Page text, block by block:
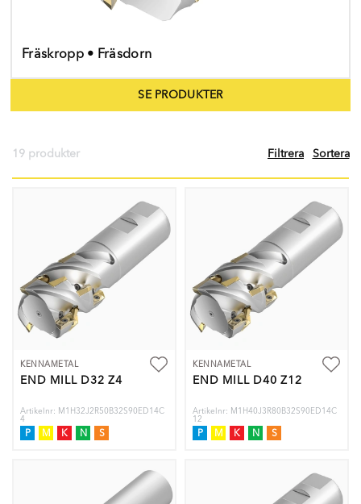
Fräskropp • Fräsdorn
SE PRODUKTER
19 produkter Filtrera Sortera
KENNAMETAL
END MILL D32 Z4
Artikelnr: M1H32J2R50B32S90ED14C
4
P M K N S
KENNAMETAL
END MILL D40 Z12
Artikelnr: M1H40J3R80B32S90ED14C
12
P M K N S